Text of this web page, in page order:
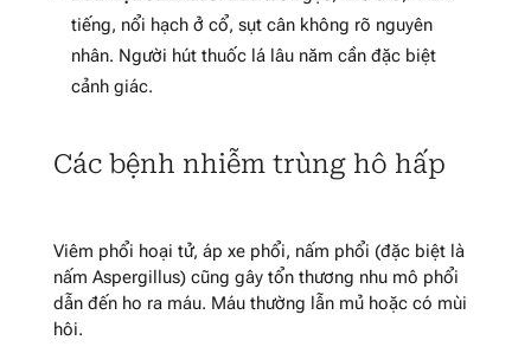
tiếng, nổi hạch ở cổ, sụt cân không rõ nguyên
nhân. Người hút thuốc lá lâu năm cần đặc biệt
cảnh giác.
Các bệnh nhiễm trùng hô hấp
Viêm phổi hoại tử, áp xe phổi, nấm phổi (đặc biệt là
nấm Aspergillus) cũng gây tổn thương nhu mô phổi
dẫn đến ho ra máu. Máu thường lẫn mủ hoặc có mùi
hôi.